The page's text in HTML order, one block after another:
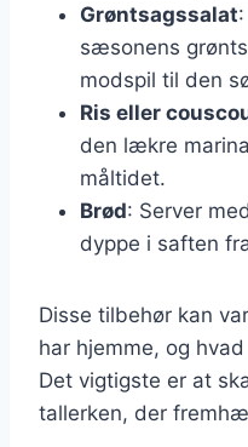
Grøntsagssalat
sæsonens
modspil til den
Ris eller
den lækre
måltidet.
Brød: Server
dyppe i saften
Disse tilbehør kan
har hjemme, og
Det vigtigste er at
tallerken, der